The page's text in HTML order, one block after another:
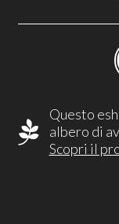
Questo
albero di
Scopri il